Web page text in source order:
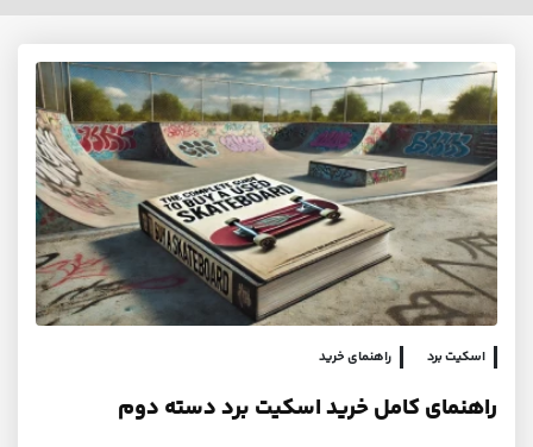
اسکیت برد راهنمای خرید
راهنمای کامل خرید اسکیت برد دسته دوم